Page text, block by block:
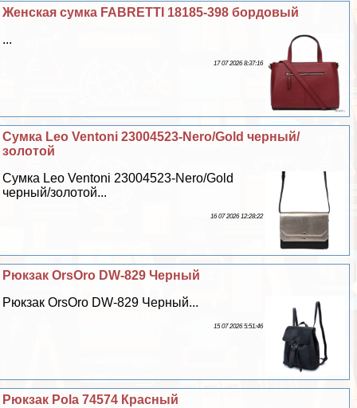
Женская сумка FABRETTI 18185-398 бордовый
...
17 07 2026 8:37:16
Сумка Leo Ventoni 23004523-Nero/Gold черный/
золотой
Сумка Leo Ventoni 23004523-Nero/Gold
черный/золотой...
16 07 2026 12:28:22
Рюкзак OrsOro DW-829 Черный
Рюкзак OrsOro DW-829 Черный...
15 07 2026 5:51:46
Рюкзак Pola 74574 Красный